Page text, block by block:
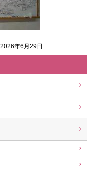
2026年6月29日